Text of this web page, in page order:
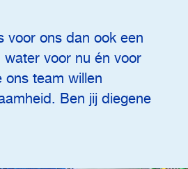
voor ons dan ook een
voor nu én voor
ons team willen
Ben jij diegene